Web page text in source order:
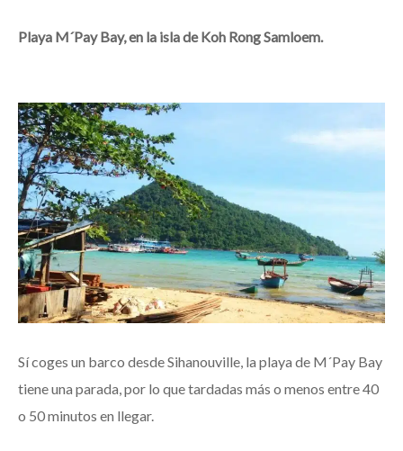
Playa M´Pay Bay, en la isla de Koh Rong Samloem.
Sí coges un barco desde Sihanouville, la playa de M´Pay Bay
tiene una parada, por lo que tardadas más o menos entre 40
o 50 minutos en llegar.